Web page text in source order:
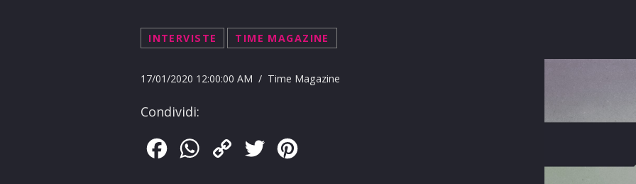
INTERVISTE TIME MAGAZINE
17/01/2020 12:00:00 AM / Time Magazine
Condividi:
FacebookWhatsApp
Copy
Twitter